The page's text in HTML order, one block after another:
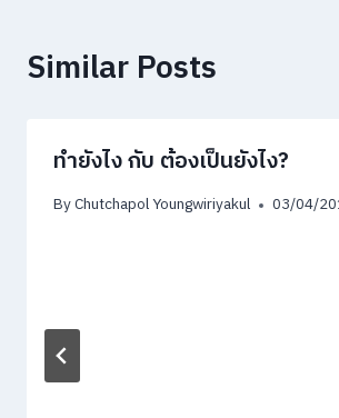
Similar Posts
ทำยังไง กับ ต้องเป็นยังไง?
ByChutchapol Youngwiriyakul 03/04/